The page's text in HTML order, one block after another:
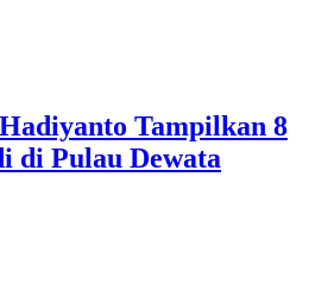
Tampilkan 8
di Pulau Dewata